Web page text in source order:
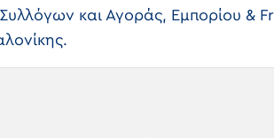
και Αγοράς, Εμπορίου &